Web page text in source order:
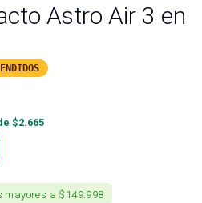
Astro Air 3 en
$2.665
a $149.998